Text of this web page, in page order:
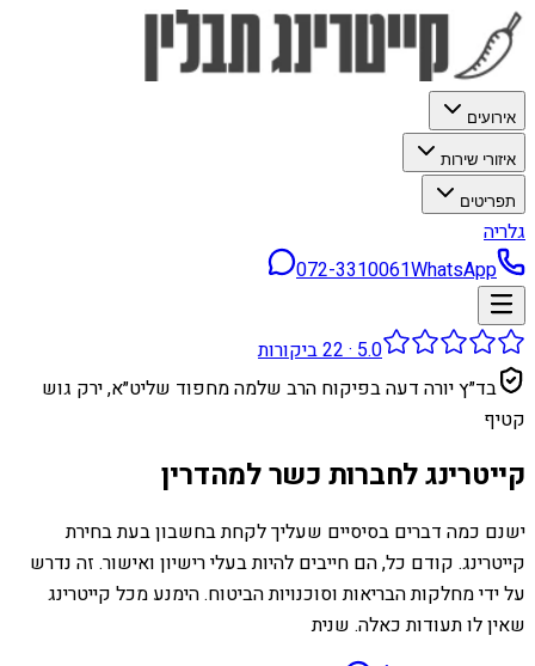
אירועים
איזורי שירות
תפריטים
גלריה
072-3310061WhatsApp
5.0
·
22ביקורות
בד״ץ יורה דעה בפיקוח הרב שלמה מחפוד שליט״א, ירק גוש
קטיף
קייטרינג לחברות כשר למהדרין
ישנם כמה דברים בסיסיים שעליך לקחת בחשבון בעת ​​בחירת
קייטרינג. קודם כל, הם חייבים להיות בעלי רישיון ואישור. זה נדרש
על ידי מחלקות הבריאות וסוכנויות הביטוח. הימנע מכל קייטרינג
שאין לו תעודות כאלה. שנית